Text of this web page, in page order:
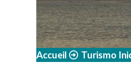
Accueil Turismo